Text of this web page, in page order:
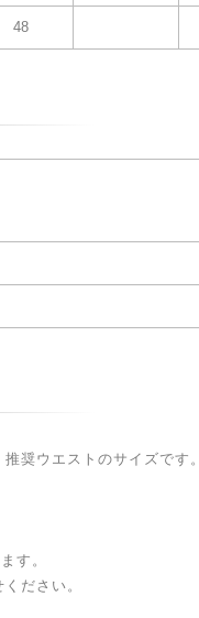
48
奨ウエストのサイズです。
す。
ださい。